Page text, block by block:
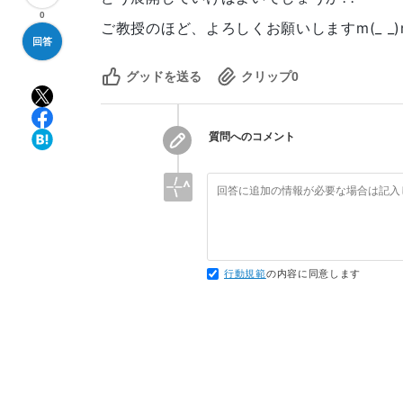
0
回答
ご教授のほど、よろしくお願いしますm(_
グッドを送る クリップ0
質問へのコメント
行動規範の内容に同意します